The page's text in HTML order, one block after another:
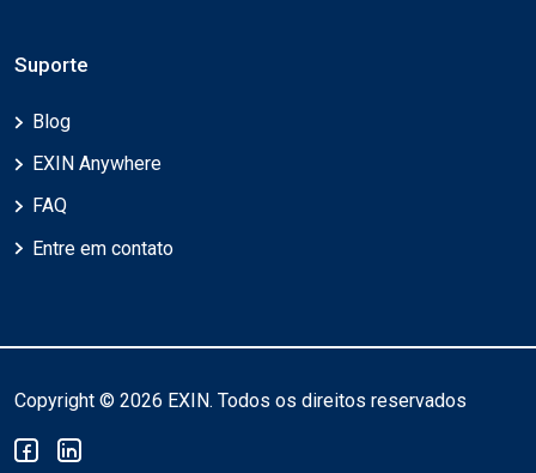
Suporte
Blog
EXIN Anywhere
FAQ
Entre em contato
Copyright © 2026 EXIN. Todos os direitos reservados